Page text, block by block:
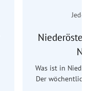
Was ist in
Der